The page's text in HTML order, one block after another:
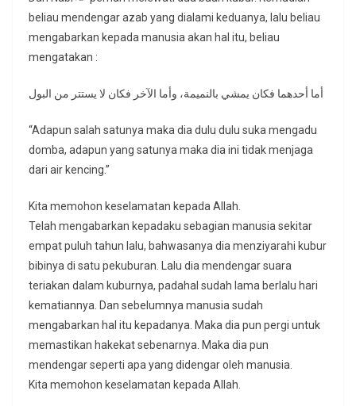
beliau mendengar azab yang dialami keduanya, lalu beliau
mengabarkan kepada manusia akan hal itu, beliau
mengatakan :
أما أحدهما فكان يمشي بالنميمة، وأما الآخر فكان لا يستتر من البول
“Adapun salah satunya maka dia dulu dulu suka mengadu
domba, adapun yang satunya maka dia ini tidak menjaga
dari air kencing.”
Kita memohon keselamatan kepada Allah.
Telah mengabarkan kepadaku sebagian manusia sekitar
empat puluh tahun lalu, bahwasanya dia menziyarahi kubur
bibinya di satu pekuburan. Lalu dia mendengar suara
teriakan dalam kuburnya, padahal sudah lama berlalu hari
kematiannya. Dan sebelumnya manusia sudah
mengabarkan hal itu kepadanya. Maka dia pun pergi untuk
memastikan hakekat sebenarnya. Maka dia pun
mendengar seperti apa yang didengar oleh manusia.
Kita memohon keselamatan kepada Allah.